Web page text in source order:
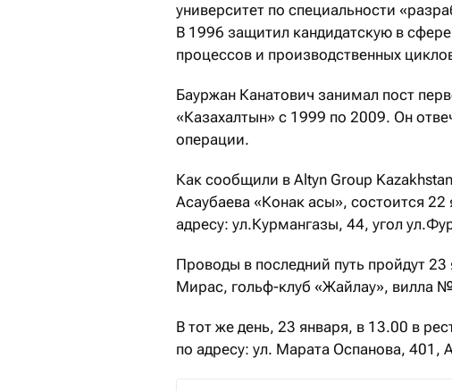
университет по специальности
В 1996 защитил кандидатскую в
процессов и производственных
Бауржан Канатович занимал пост
«Казахалтын» с 1999 по 2009. Он
операции.
Как сообщили в Altyn Group
Асаубаева «Конак асы», состоится
адресу: ул.Курмангазы, 44, угол
Проводы в последний путь пройдут
Мирас, гольф-клуб «Жайлау», вилла
В тот же день, 23 января, в 13.00 в
по адресу: ул. Марата Оспанова, 401,